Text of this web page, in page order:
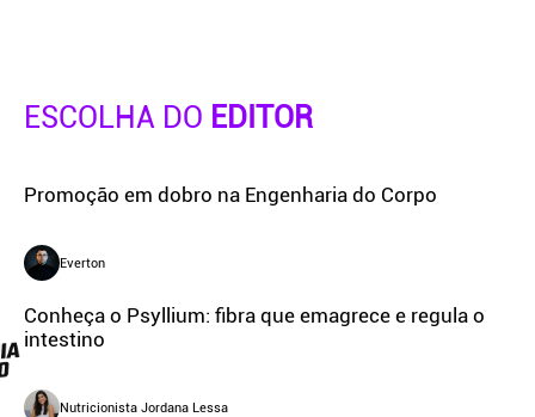
ESCOLHA DO EDITOR
Promoção em dobro na Engenharia do Corpo
Everton
Conheça o Psyllium: fibra que emagrece e regula o
intestino
Nutricionista Jordana Lessa